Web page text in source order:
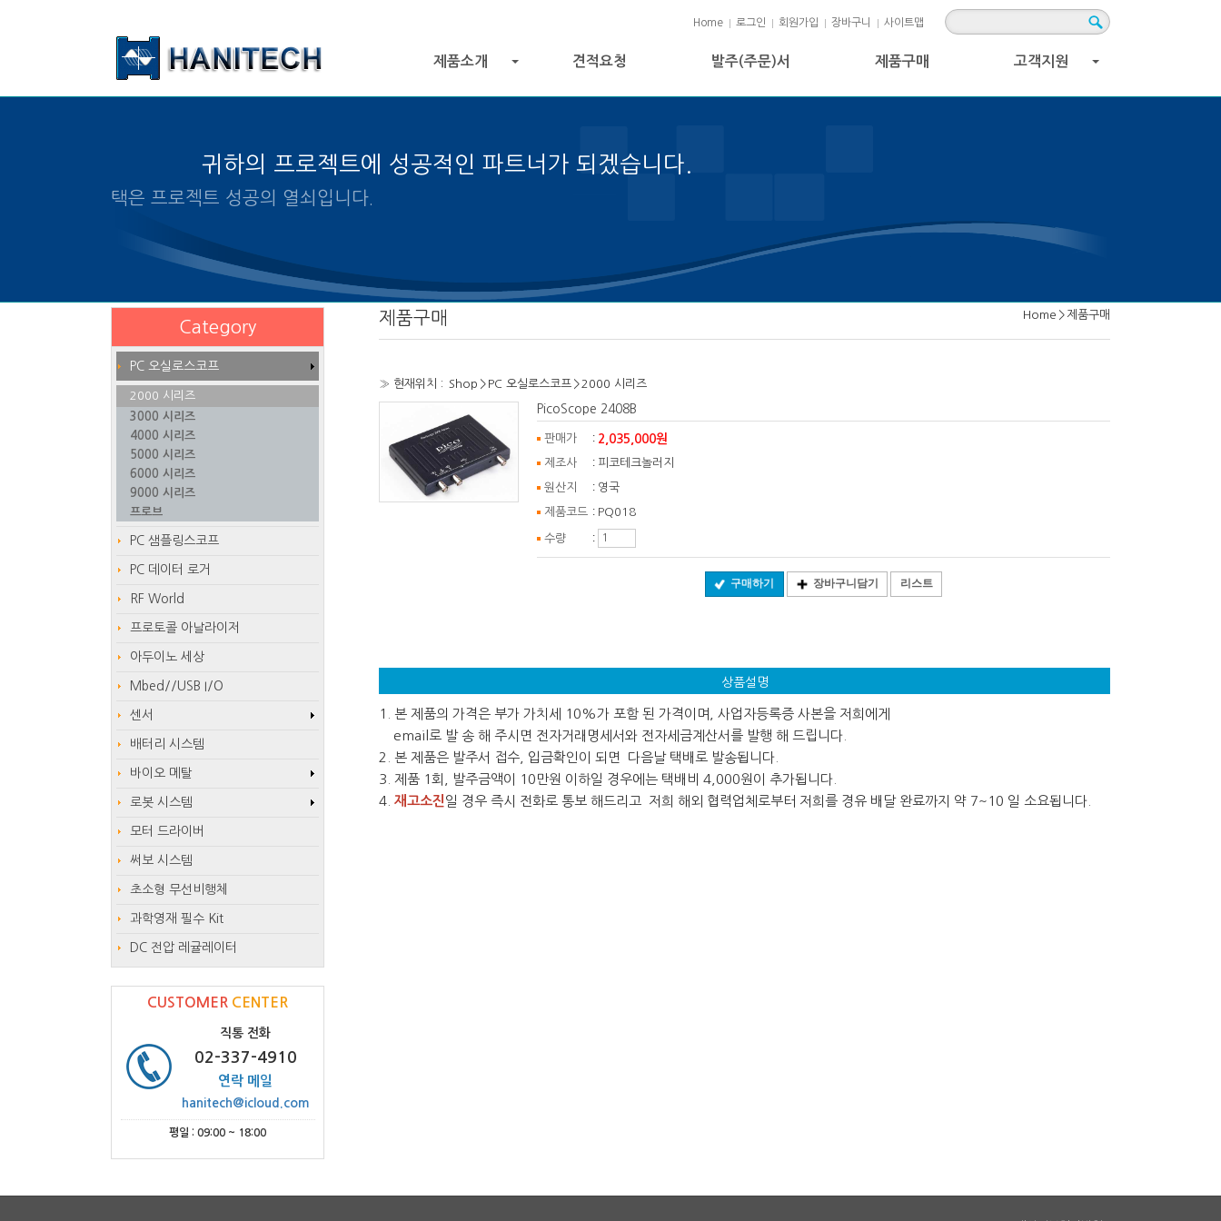
Home 로그인 회원가입 장바구니 사이트맵
제품소개 견적요청 발주(주문)서 제품구매 고객지원
귀하의 프로젝트에 성공적인 파트너가 되겠습니다.
알맞은 제품의 선택은 프로젝트 성공의 열쇠입니다.
Home > 제품구매
제품구매
» 현재위치 : Shop > PC 오실로스코프 > 2000 시리즈
PicoScope 2408B
판매가 : 2,035,000원
제조사 : 피코테크놀러지
원산지 : 영국
제품코드 : PQ018
수량 :
구매하기 장바구니담기 리스트
상품설명
1. 본 제품의 가격은 부가 가치세 10%가 포함 된 가격이며, 사업자등록증 사본을 저희에게
email로 발 송 해 주시면 전자거래명세서와 전자세금계산서를 발행 해 드립니다.
2. 본 제품은 발주서 접수, 입금확인이 되면 다음날 택배로 발송됩니다.
3. 제품 1회, 발주금액이 10만원 이하일 경우에는 택배비 4,000원이 추가됩니다.
4. 재고소진 일 경우 즉시 전화로 통보 해드리고 저희 해외 협력업체로부터 저희를 경유 배달 완료까지 약 7~10 일 소요됩니다.
Category
PC 오실로스코프
2000 시리즈
3000 시리즈
4000 시리즈
5000 시리즈
6000 시리즈
9000 시리즈
프로브
PC 샘플링스코프
PC 데이터 로거
RF World
프로토콜 아날라이저
아두이노 세상
Mbed//USB I/O
센서
배터리 시스템
바이오 메탈
로봇 시스템
모터 드라이버
써보 시스템
초소형 무선비행체
과학영재 필수 Kit
DC 전압 레귤레이터
CUSTOMER CENTER
직통 전화
02-337-4910
연락 메일
hanitech@icloud.com
평일 : 09:00 ~ 18:00